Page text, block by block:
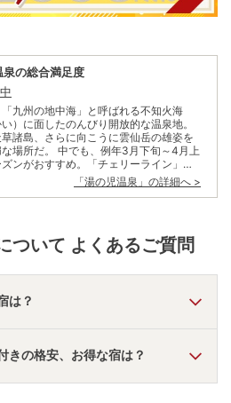
泉の総合満足度
九州の地中海」と呼ばれる不知火海
い）に面したのんびり開放的な温泉地。
諸島、さらに向こうに雲仙岳の雄姿を
、例年3月下旬～4月上
ンがおすすめ。「チェリーライン」と
沿い約27㎞の桜街道が一斉に開花し、温
4㎞は特に桜の名所として人気が高い。
「湯の児温泉 」の詳細へ >
ついて よくあるご質問
は？
」・「阿蘇リゾートグランヴィリ
ア
などの旅館・ホテルがおすす
きの格安、お得な宿は？